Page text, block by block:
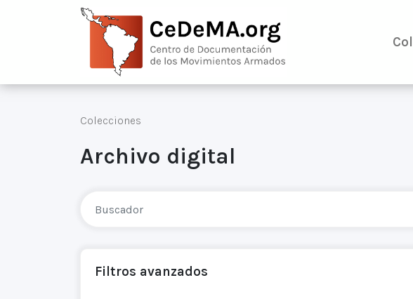
Colecciones
Archivo digital
Filtros avanzados